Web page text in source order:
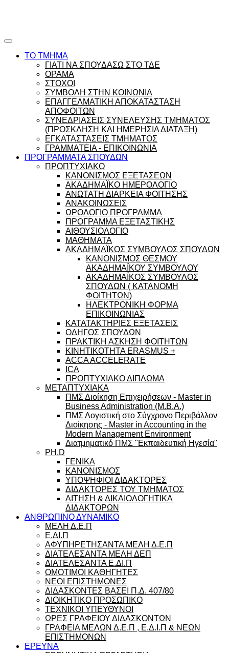
ΤΟ ΤΜΗΜΑ
ΓΙΑΤΙ ΝΑ ΣΠΟΥΔΑΣΩ ΣΤΟ ΤΔΕ
ΟΡΑΜΑ
ΣΤΟΧΟΙ
ΣΥΜΒΟΛΗ ΣΤΗΝ ΚΟΙΝΩΝΙΑ
ΕΠΑΓΓΕΛΜΑΤΙΚΗ ΑΠΟΚΑΤΑΣΤΑΣΗ
ΑΠΟΦΟΙΤΩΝ
ΣΥΝΕΔΡΙΑΣΕΙΣ ΣΥΝΕΛΕΥΣΗΣ ΤΜΗΜΑΤΟΣ
(ΠΡΟΣΚΛΗΣΗ ΚΑΙ ΗΜΕΡΗΣΙΑ ΔΙΑΤΑΞΗ)
ΕΓΚΑΤΑΣΤΑΣΕΙΣ ΤΜΗΜΑΤΟΣ
ΓΡΑΜΜΑΤΕΙΑ - ΕΠΙΚΟΙΝΩΝΙΑ
ΠΡΟΓΡΑΜΜΑΤΑ ΣΠΟΥΔΩΝ
ΠΡΟΠΤΥΧΙΑΚΟ
ΚΑΝΟΝΙΣΜΟΣ ΕΞΕΤΑΣΕΩΝ
ΑΚΑΔΗΜΑΪΚΟ ΗΜΕΡΟΛΟΓΙΟ
ΑΝΩΤΑΤΗ ΔΙΑΡΚΕΙΑ ΦΟΙΤΗΣΗΣ
ΑΝΑΚΟΙΝΩΣΕΙΣ
ΩΡΟΛΟΓΙΟ ΠΡΟΓΡΑΜΜΑ
ΠΡΟΓΡΑΜΜΑ ΕΞΕΤΑΣΤΙΚΗΣ
ΑΙΘΟΥΣΙΟΛΟΓΙΟ
ΜΑΘΗΜΑΤΑ
ΑΚΑΔΗΜΑΪΚΟΣ ΣΥΜΒΟΥΛΟΣ ΣΠΟΥΔΩΝ
ΚΑΝΟΝΙΣΜΟΣ ΘΕΣΜΟΥ
ΑΚΑΔΗΜΑΪΚΟΥ ΣΥΜΒΟΥΛΟΥ
ΑΚΑΔΗΜΑΪΚΟΣ ΣΥΜΒΟΥΛΟΣ
ΣΠΟΥΔΩΝ ( ΚΑΤΑΝΟΜΗ
ΦΟΙΤΗΤΩΝ)
ΗΛΕΚΤΡΟΝΙΚΗ ΦΟΡΜΑ
ΕΠΙΚΟΙΝΩΝΙΑΣ
ΚΑΤΑΤΑΚΤΗΡΙΕΣ ΕΞΕΤΑΣΕΙΣ
ΟΔΗΓΟΣ ΣΠΟΥΔΩΝ
ΠΡΑΚΤΙΚΗ ΑΣΚΗΣΗ ΦΟΙΤΗΤΩΝ
ΚΙΝΗΤΙΚΟΤΗΤΑ ERASMUS +
ACCA ACCELERATE
ICA
ΠΡΟΠΤΥΧΙΑΚΟ ΔΙΠΛΩΜΑ
ΜΕΤΑΠΤΥΧΙΑΚΑ
ΠΜΣ Διοίκηση Επιχειρήσεων - Master in
Business Administration (M.B.A.)
ΠΜΣ Λογιστική στο Σύγχρονο Περιβάλλον
Διοίκησης - Master in Accounting in the
Modern Management Environment
Διατμηματικό ΠΜΣ "Εκπαιδευτική Ηγεσία"
PH.D
ΓΕΝΙΚΑ
ΚΑΝΟΝΙΣΜΟΣ
ΥΠΟΨΗΦΙΟΙ ΔΙΔΑΚΤΟΡΕΣ
ΔΙΔΑΚΤΟΡΕΣ ΤΟΥ ΤΜΗΜΑΤΟΣ
ΑΙΤΗΣΗ & ΔΙΚΑΙΟΛΟΓΗΤΙΚΑ
ΔΙΔΑΚΤΟΡΩΝ
ΑΝΘΡΩΠΙΝΟ ΔΥΝΑΜΙΚΟ
ΜΕΛΗ Δ.Ε.Π
Ε.ΔΙ.Π
ΑΦΥΠΗΡΕΤΗΣΑΝΤΑ ΜΕΛΗ Δ.Ε.Π
ΔΙΑΤΕΛΕΣΑΝΤΑ ΜΕΛΗ ΔΕΠ
ΔΙΑΤΕΛΕΣΑΝΤΑ Ε.ΔΙ.Π
ΟΜΟΤΙΜΟΙ ΚΑΘΗΓΗΤΕΣ
ΝΕΟΙ ΕΠΙΣΤΗΜΟΝΕΣ
ΔΙΔΑΣΚΟΝΤΕΣ ΒΑΣΕΙ Π.Δ. 407/80
ΔΙΟΙΚΗΤΙΚΟ ΠΡΟΣΩΠΙΚΟ
ΤΕΧΝΙΚΟΙ ΥΠΕΥΘΥΝΟΙ
ΩΡΕΣ ΓΡΑΦΕΙΟΥ ΔΙΔΑΣΚΟΝΤΩΝ
ΓΡΑΦΕΙΑ ΜΕΛΩΝ Δ.Ε.Π , Ε.Δ.Ι.Π & ΝΕΩΝ
ΕΠΙΣΤΗΜΟΝΩΝ
ΕΡΕΥΝΑ